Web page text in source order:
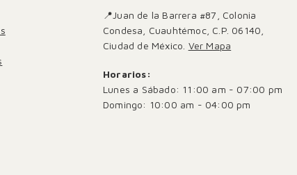
📍Juan de la Barrera #87, Colonia
Condesa, Cuauhtémoc, C.P. 06140,
Ciudad de México. Ver Mapa
Horarios:
Lunes a Sábado: 11:00 am - 07:00 pm
Domingo: 10:00 am - 04:00 pm